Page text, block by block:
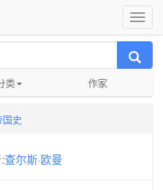
类 作家
史
查尔斯·欧曼